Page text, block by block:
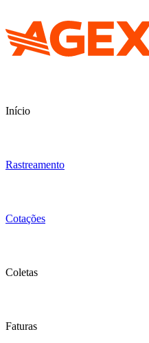
Início
Rastreamento
Cotações
Coletas
Faturas